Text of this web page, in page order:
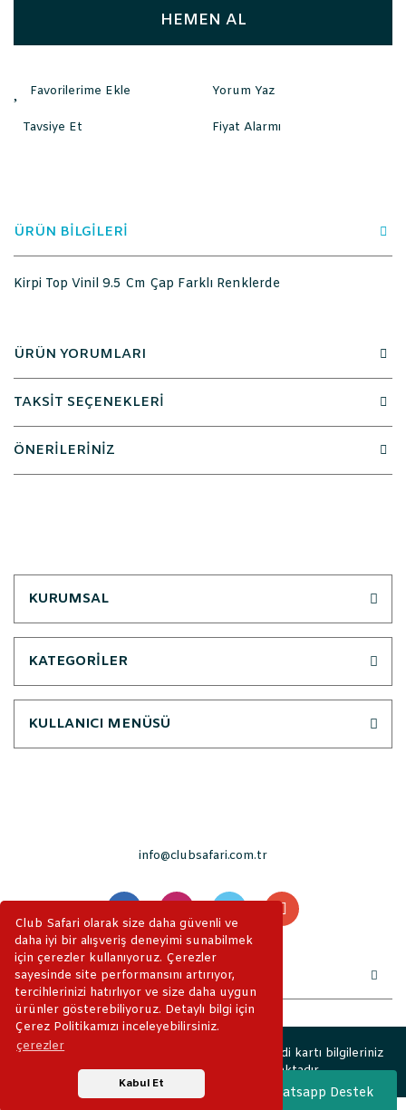
Club Safari olarak size daha güvenli ve
daha iyi bir alışveriş deneyimi sunabilmek
için çerezler kullanıyoruz. Çerezler
sayesinde site performansını artırıyor,
tercihlerinizi hatırlıyor ve size daha uygun
ürünler gösterebiliyoruz. Detaylı bilgi için
Çerez Politikamızı inceleyebilirsiniz.
çerezler
Kabul Et
Whatsapp Destek
HEMEN AL
Yorum Yaz
Tavsiye Et Fiyat Alarmı
ÜRÜN BİLGİLERİ
Kirpi Top Vinil 9.5 Cm Çap Farklı Renklerde
ÜRÜN YORUMLARI
TAKSİT SEÇENEKLERİ
ÖNERİLERİNİZ
KURUMSAL
KATEGORİLER
KULLANICI MENÜSÜ
info@clubsafari.com.tr
2019 © ClubSafari. Tüm Hakları Saklıdır. Kredi kartı bilgileriniz
256bit SSL sertifikası ile korunmaktadır.